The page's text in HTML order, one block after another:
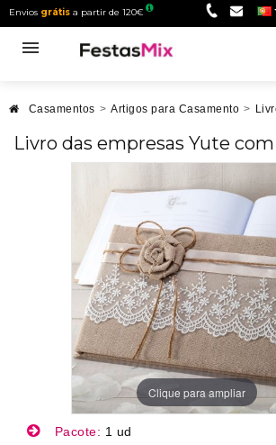
Envios grátis a partir de 120€
Casamentos > Artigos para Casamento >
Livro das empresas Yute
Clique para ampliar
Pacote: 1 ud